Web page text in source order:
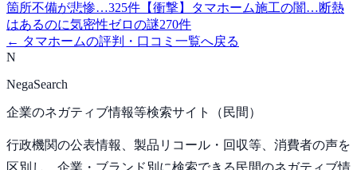
箇所不備が悲惨…325件 【衝撃】タマホーム施工の闇…断熱
はあるのに気密性ゼロの謎270件
← タマホームの評判・口コミ一覧へ戻る
N
NegaSearch
企業のネガティブ情報等検索サイト（民間）
行政機関の公表情報、製品リコール・回収等、消費者の声を
区別し、企業・ブランド別に検索できる民間のネガティブ情